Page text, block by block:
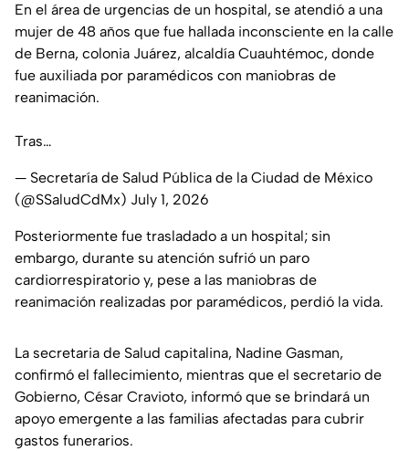
En el área de urgencias de un hospital, se atendió a una
mujer de 48 años que fue hallada inconsciente en la calle
de Berna, colonia Juárez, alcaldía Cuauhtémoc, donde
fue auxiliada por paramédicos con maniobras de
reanimación.
Tras…
— Secretaría de Salud Pública de la Ciudad de México
(@SSaludCdMx) July 1, 2026
Posteriormente fue trasladado a un hospital; sin
embargo, durante su atención sufrió un paro
cardiorrespiratorio y, pese a las maniobras de
reanimación realizadas por paramédicos, perdió la vida.
La secretaria de Salud capitalina, Nadine Gasman,
confirmó el fallecimiento, mientras que el secretario de
Gobierno, César Cravioto, informó que se brindará un
apoyo emergente a las familias afectadas para cubrir
gastos funerarios.